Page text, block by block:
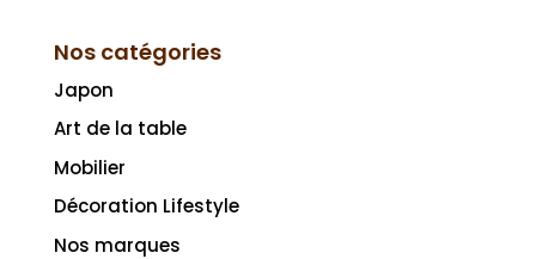
Nos catégories
Japon
Art de la table
Mobilier
Décoration Lifestyle
Nos marques